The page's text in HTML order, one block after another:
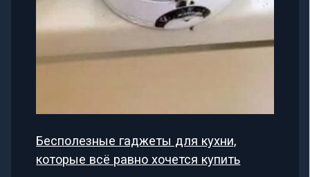
Бесполезные гаджеты для кухни,
которые всё равно хочется купить